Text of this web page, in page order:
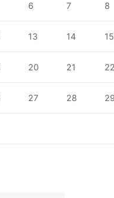
6 7 8
13 14 15
20 21
27 28